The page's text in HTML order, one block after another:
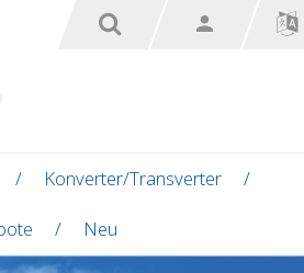
Konverter/Transverter
Neu